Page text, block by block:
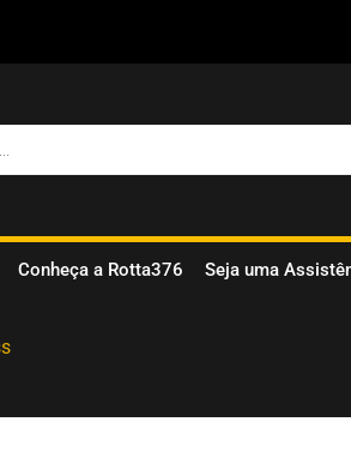
Conheça a Rotta376 Seja uma